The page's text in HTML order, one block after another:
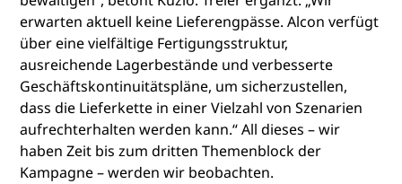
erwarten aktuell keine Lieferengpässe. Alcon verfügt
über eine vielfältige Fertigungsstruktur,
ausreichende Lagerbestände und verbesserte
Geschäftskontinuitätspläne, um sicherzustellen,
dass die Lieferkette in einer Vielzahl von Szenarien
aufrechterhalten werden kann.“ All dieses – wir
haben Zeit bis zum dritten Themenblock der
Kampagne – werden wir beobachten.